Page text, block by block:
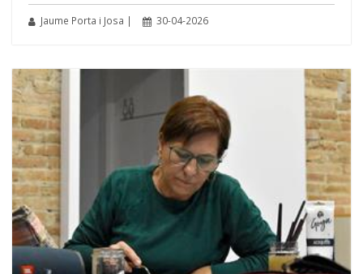
Jaume Porta i Josa | 30-04-2026